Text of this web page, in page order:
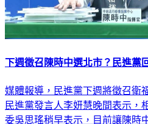
下週徵召陳時中選北市？民進黨
媒體報導，民進黨下週將徵召衛
民進黨發言人李妍慧晚間表示，
委吳思瑤稍早表示，目前讓陳時